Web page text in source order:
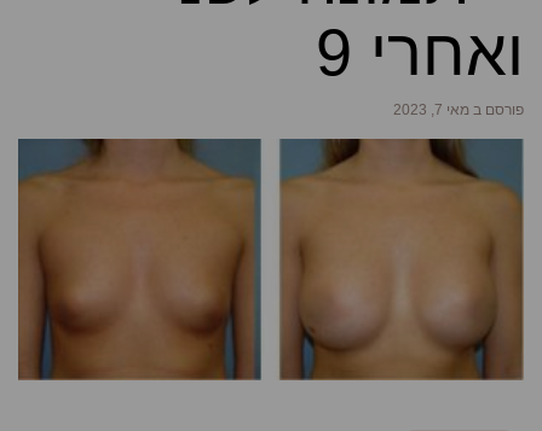
ואחרי 9
פורסם ב מאי 7, 2023